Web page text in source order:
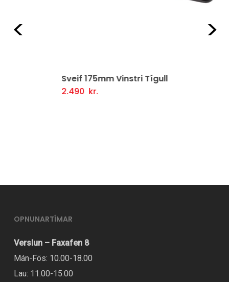
Sveif 175mm Vinstri Tígull
kr.
Setja Í Körfu
OPNUNARTÍMAR
Verslun – Faxafen 8
Mán-Fös: 10.00-18.00
Lau: 11.00-15.00